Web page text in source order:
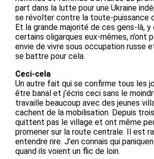
part dans la lutte pour une Ukraine
se révolter contre la toute-puissance
Et la grande majorité de ces gens-là, y
certains oligarques eux-mêmes, n’ont
envie de vivre sous occupation russe
se battre pour cela.
Ceci-cela
Un autre fait qui se confirme tous les
être banal et j’écris ceci sans le
travaille beaucoup avec des jeunes
cachent de la mobilisation. Depuis
quittent pas le village et ont même
promener sur la route centrale. Il est
entendre rire. J’en connais qui
quand ils voient un flic de loin.